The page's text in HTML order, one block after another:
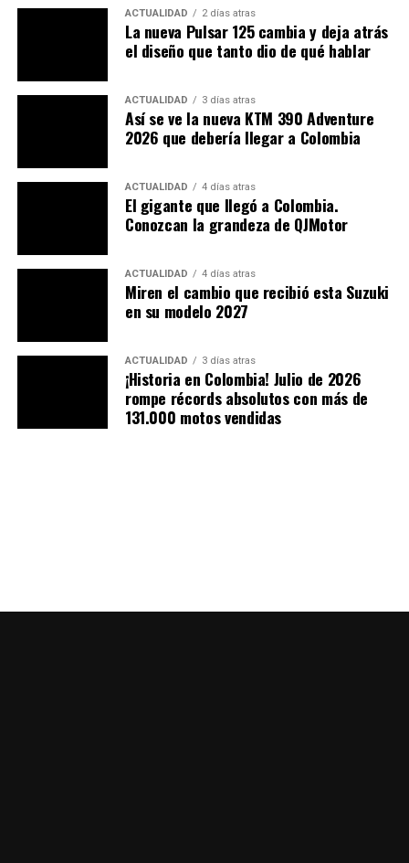
ACTUALIDAD 2 días atras
La nueva Pulsar 125 cambia y deja atrás
el diseño que tanto dio de qué hablar
ACTUALIDAD 3 días atras
Así se ve la nueva KTM 390 Adventure
2026 que debería llegar a Colombia
ACTUALIDAD 4 días atras
El gigante que llegó a Colombia.
Conozcan la grandeza de QJMotor
ACTUALIDAD 4 días atras
Miren el cambio que recibió esta Suzuki
en su modelo 2027
ACTUALIDAD 3 días atras
¡Historia en Colombia! Julio de 2026
rompe récords absolutos con más de
131.000 motos vendidas